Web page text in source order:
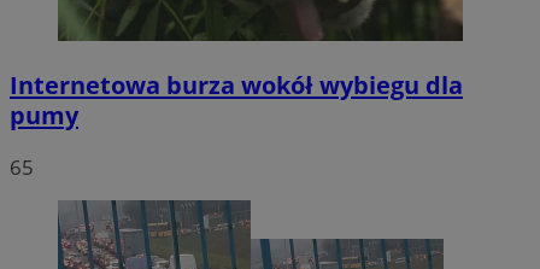
Internetowa burza wokół wybiegu dla
pumy
65